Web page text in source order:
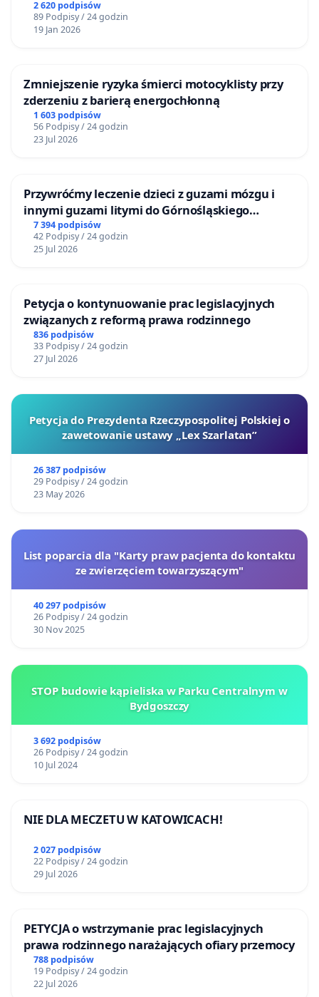
2 620 podpisów
89 Podpisy / 24 godzin
19 Jan 2026
Zmniejszenie ryzyka śmierci motocyklisty przy
zderzeniu z barierą energochłonną
1 603 podpisów
56 Podpisy / 24 godzin
23 Jul 2026
Przywróćmy leczenie dzieci z guzami mózgu i
innymi guzami litymi do Górnośląskiego
Centrum Zdrowia Dziecka w Katowicach
7 394 podpisów
42 Podpisy / 24 godzin
25 Jul 2026
Petycja o kontynuowanie prac legislacyjnych
związanych z reformą prawa rodzinnego
836 podpisów
33 Podpisy / 24 godzin
27 Jul 2026
Petycja do Prezydenta Rzeczypospolitej Polskiej o
zawetowanie ustawy „Lex Szarlatan”
26 387 podpisów
29 Podpisy / 24 godzin
23 May 2026
List poparcia dla "Karty praw pacjenta do kontaktu
ze zwierzęciem towarzyszącym"
40 297 podpisów
26 Podpisy / 24 godzin
30 Nov 2025
STOP budowie kąpieliska w Parku Centralnym w
Bydgoszczy
3 692 podpisów
26 Podpisy / 24 godzin
10 Jul 2024
NIE DLA MECZETU W KATOWICACH!
2 027 podpisów
22 Podpisy / 24 godzin
29 Jul 2026
PETYCJA o wstrzymanie prac legislacyjnych
prawa rodzinnego narażających ofiary przemocy
788 podpisów
19 Podpisy / 24 godzin
22 Jul 2026